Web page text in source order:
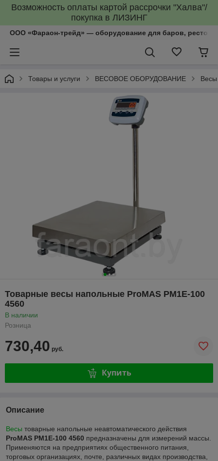
Возможность оплаты картой рассрочки "Халва"/
покупка в ЛИЗИНГ
ООО «Фараон-трейд»‎ — оборудование для баров,
Товары и услуги ВЕСОВОЕ ОБОРУДОВАНИЕ
Товарные весы напольные ProMAS PM1E-100
4560
В наличии
Розница
730,40 руб.
Купить
Описание
Весы товарные напольные неавтоматического действия
ProMAS PM1E-100 4560 предназначены для измерений массы.
Применяются на предприятиях общественного питания,
торговых организациях, почте, различных видах производства,